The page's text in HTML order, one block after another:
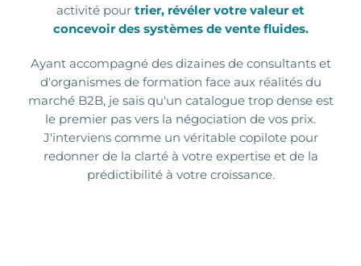
activité pour trier, révéler votre valeur et
concevoir des systèmes de vente fluides.
Ayant accompagné des dizaines de consultants et
d'organismes de formation face aux réalités du
marché B2B, je sais qu'un catalogue trop dense est
le premier pas vers la négociation de vos prix.
J'interviens comme un véritable copilote pour
redonner de la clarté à votre expertise et de la
prédictibilité à votre croissance.